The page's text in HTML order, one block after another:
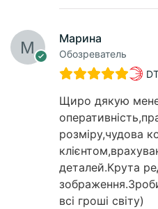
Марина
Обозреватель
Щиро дякую
розміру,чудова
деталей.Крута
всі гроші світу)